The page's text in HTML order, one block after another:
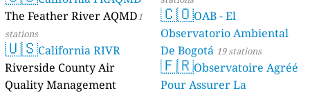
The Feather River AQMD1
stations
🇺🇸California RIVR
Riverside County Air
Quality Management
🇨🇴OAB - El
Observatorio Ambiental
De Bogotá 19 stations
🇫🇷Observatoire Agréé
Pour Assurer La